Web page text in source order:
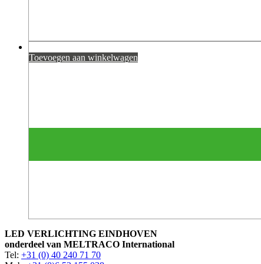
Toevoegen aan winkelwagen
LED VERLICHTING EINDHOVEN
onderdeel van MELTRACO International
Tel: +31 (0) 40 240 71 70